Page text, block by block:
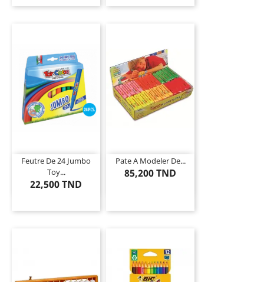
Feutre De 24 Jumbo
Toy...
22,500 TND
Pate A Modeler De...
85,200 TND